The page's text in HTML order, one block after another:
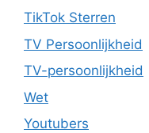
TikTok Sterren
TV Persoonlijkheid
TV-persoonlijkheid
Wet
Youtubers